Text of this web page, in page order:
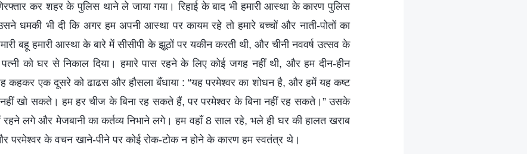
कर शहर के पुलिस थाने ले जाया गया। रिहाई के बाद भी हमारी आस्था के कारण पुलिस
धमकी भी दी कि अगर हम अपनी आस्था पर कायम रहे तो हमारे बच्चों और नाती-पोतों का
बहू हमारी आस्था के बारे में सीसीपी के झूठों पर यकीन करती थी, और चीनी नववर्ष उत्सव के
को घर से निकाल दिया। हमारे पास रहने के लिए कोई जगह नहीं थी, और हम दीन-हीन
एक दूसरे को ढाढस और हौसला बँधाया : “यह परमेश्वर का शोधन है, और हमें यह कष्ट
नहीं खो सकते। हम हर चीज के बिना रह सकते हैं, पर परमेश्वर के बिना नहीं रह सकते।” उसके
लगे और मेजबानी का कर्तव्य निभाने लगे। हम वहाँ 8 साल रहे, भले ही घर की हालत खराब
के वचन खाने-पीने पर कोई रोक-टोक न होने के कारण हम स्वतंत्र थे।